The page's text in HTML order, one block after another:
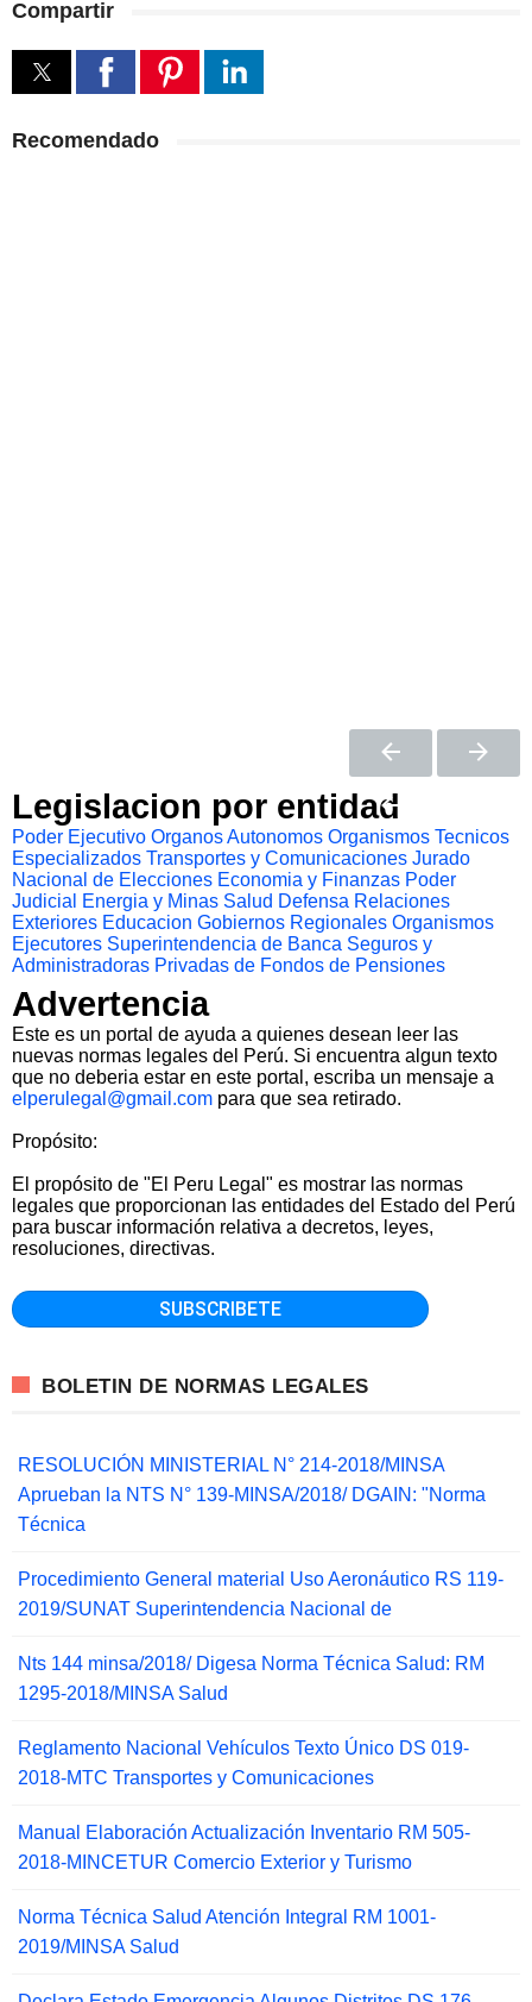
Compartir
Recomendado
Legislacion por entidad
Poder Ejecutivo Organos Autonomos Organismos Tecnicos
Especializados Transportes y Comunicaciones Jurado
Nacional de Elecciones Economia y Finanzas Poder
Judicial
Energia y Minas Salud Defensa Relaciones
Exteriores Educacion Gobiernos Regionales Organismos
Ejecutores Superintendencia de Banca Seguros y
Administradoras Privadas de Fondos de Pensiones
Advertencia
Este es un portal de ayuda a quienes desean leer las
nuevas normas legales del Perú. Si encuentra algun texto
que no deberia estar en este portal, escriba un mensaje a
elperulegal@gmail.com para que sea retirado.
Propósito:
El propósito de "El Peru Legal" es mostrar las normas
legales que proporcionan las entidades del Estado del Perú
para buscar información relativa a decretos, leyes,
resoluciones, directivas.
BOLETIN DE NORMAS LEGALES
RESOLUCIÓN MINISTERIAL N° 214-2018/MINSA
Aprueban la NTS N° 139-MINSA/2018/ DGAIN: "Norma
Técnica
Procedimiento General material Uso Aeronáutico RS 119-
2019/SUNAT Superintendencia Nacional de
Nts 144 minsa/2018/ Digesa Norma Técnica Salud: RM
1295-2018/MINSA Salud
Reglamento Nacional Vehículos Texto Único DS 019-
2018-MTC Transportes y Comunicaciones
Manual Elaboración Actualización Inventario RM 505-
2018-MINCETUR Comercio Exterior y Turismo
Norma Técnica Salud Atención Integral RM 1001-
2019/MINSA Salud